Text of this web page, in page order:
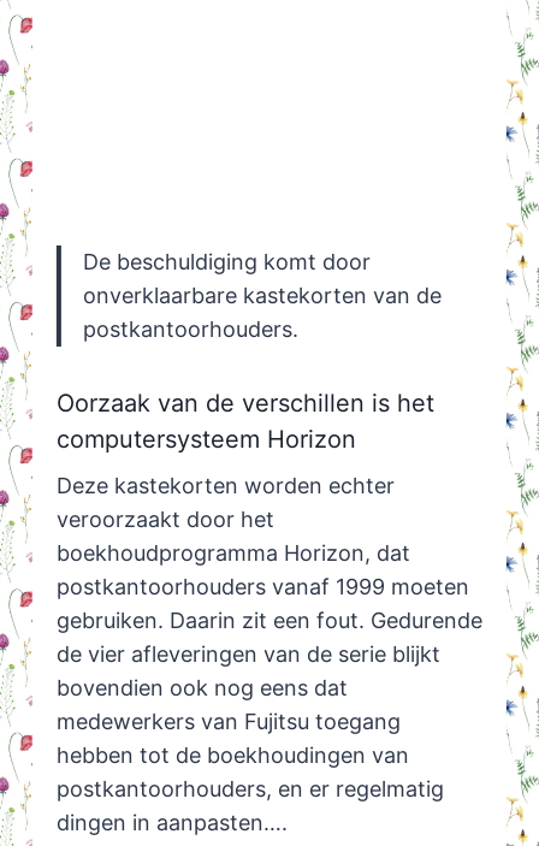
De beschuldiging komt door
onverklaarbare kastekorten van de
postkantoorhouders.
Oorzaak van de verschillen is het
computersysteem Horizon
Deze kastekorten worden echter
veroorzaakt door het
boekhoudprogramma Horizon, dat
postkantoorhouders vanaf 1999 moeten
gebruiken. Daarin zit een fout. Gedurende
de vier afleveringen van de serie blijkt
bovendien ook nog eens dat
medewerkers van Fujitsu toegang
hebben tot de boekhoudingen van
postkantoorhouders, en er regelmatig
dingen in aanpasten….